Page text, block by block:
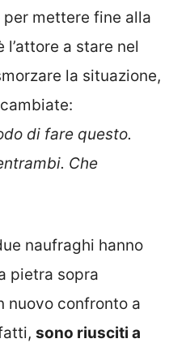
per mettere fine alla
l’attore a stare nel
la situazione,
di fare questo.
Che
naufraghi hanno
pietra sopra
nuovo confronto a
sono riusciti a